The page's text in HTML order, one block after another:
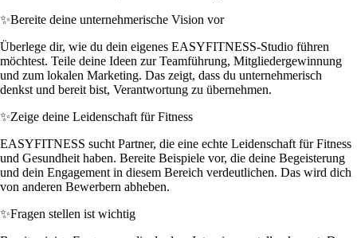
✨Bereite deine unternehmerische Vision vor
Überlege dir, wie du dein eigenes EASYFITNESS-Studio führen
möchtest. Teile deine Ideen zur Teamführung, Mitgliedergewinnung
und zum lokalen Marketing. Das zeigt, dass du unternehmerisch
denkst und bereit bist, Verantwortung zu übernehmen.
✨Zeige deine Leidenschaft für Fitness
EASYFITNESS sucht Partner, die eine echte Leidenschaft für Fitness
und Gesundheit haben. Bereite Beispiele vor, die deine Begeisterung
und dein Engagement in diesem Bereich verdeutlichen. Das wird dich
von anderen Bewerbern abheben.
✨Fragen stellen ist wichtig